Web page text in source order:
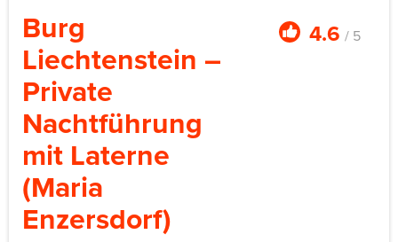
Burg
Liechtenstein –
Private
Nachtführung
mit Laterne
(Maria
Enzersdorf)
4.6 / 5